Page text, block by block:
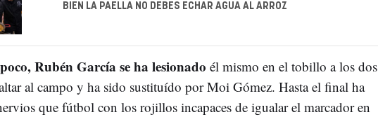
BIEN LA PAELLA NO DEBES ECHAR AGUA AL ARROZ
Rubén García se ha lesionado él mismo en el tobillo a los dos
al campo y ha sido sustituído por Moi Gómez. Hasta el final ha
que fútbol con los rojillos incapaces de igualar el marcador en